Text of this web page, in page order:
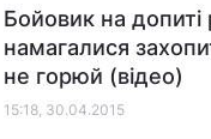
Бойовик на допиті
намагалися
не горюй (відео)
15:18, 30.04.2015